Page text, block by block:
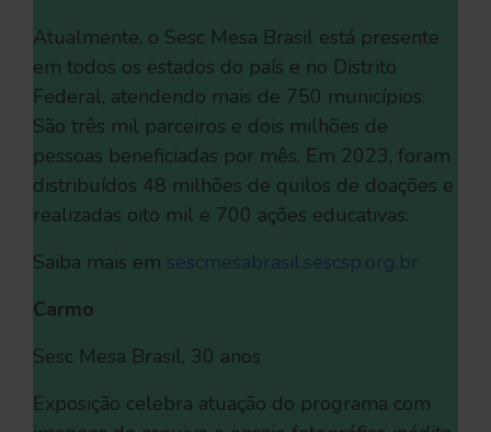
Atualmente, o Sesc Mesa Brasil está presente
em todos os estados do país e no Distrito
Federal, atendendo mais de 750 municípios.
São três mil parceiros e dois milhões de
pessoas beneficiadas por mês. Em 2023, foram
distribuídos 48 milhões de quilos de doações e
realizadas oito mil e 700 ações educativas.
Saiba mais em sescmesabrasil.sescsp.org.br
Carmo
Sesc Mesa Brasil, 30 anos
Exposição celebra atuação do programa com